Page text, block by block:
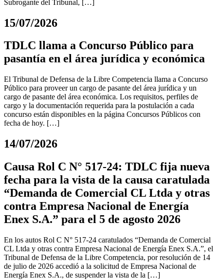
Subrogante del Tribunal, […]
15/07/2026
TDLC llama a Concurso Público para
pasantía en el área jurídica y económica
El Tribunal de Defensa de la Libre Competencia llama a Concurso
Público para proveer un cargo de pasante del área jurídica y un
cargo de pasante del área económica. Los requisitos, perfiles de
cargo y la documentación requerida para la postulación a cada
concurso están disponibles en la página Concursos Públicos con
fecha de hoy. […]
14/07/2026
Causa Rol C N° 517-24: TDLC fija nueva
fecha para la vista de la causa caratulada
“Demanda de Comercial CL Ltda y otras
contra Empresa Nacional de Energía
Enex S.A.” para el 5 de agosto 2026
En los autos Rol C N° 517-24 caratulados “Demanda de Comercial
CL Ltda y otras contra Empresa Nacional de Energía Enex S.A.”, el
Tribunal de Defensa de la Libre Competencia, por resolución de 14
de julio de 2026 accedió a la solicitud de Empresa Nacional de
Energía Enex S.A., de suspender la vista de la […]